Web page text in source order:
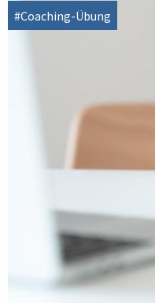
#Coaching-Übung